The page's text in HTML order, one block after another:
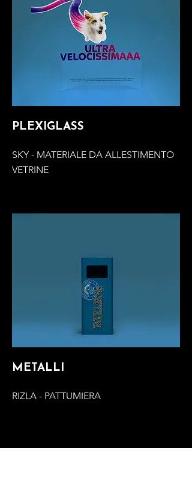
PLEXIGLASS
SKY - MATERIALE DA ALLESTIMENTO
VETRINE
METALLI
RIZLA - PATTUMIERA